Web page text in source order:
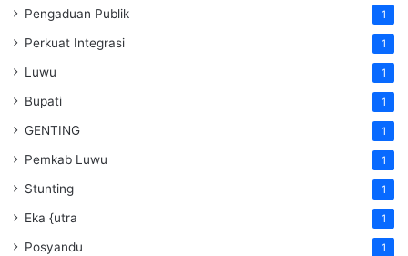
Pengaduan Publik 1
Perkuat Integrasi 1
Luwu 1
Bupati 1
GENTING 1
Pemkab Luwu 1
Stunting 1
Eka {utra 1
Posyandu 1